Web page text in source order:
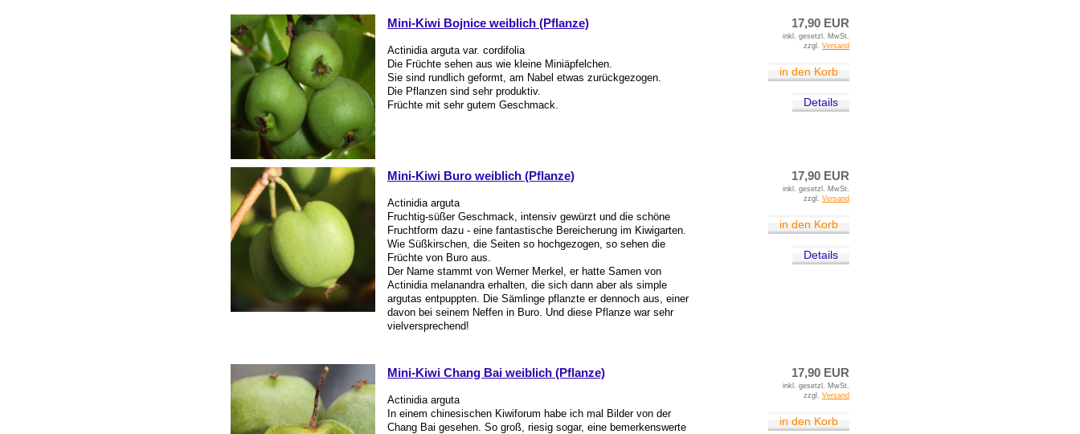
Mini-Kiwi Bojnice weiblich (Pflanze)
Actinidia arguta var. cordifolia
Die Früchte sehen aus wie kleine Miniäpfelchen.
Sie sind rundlich geformt, am Nabel etwas zurückgezogen.
Die Pflanzen sind sehr produktiv.
Früchte mit sehr gutem Geschmack.
17,90 EUR
inkl. gesetzl. MwSt.
zzgl. Versand
in den Korb
Details
Mini-Kiwi Buro weiblich (Pflanze)
Actinidia arguta
Fruchtig-süßer Geschmack, intensiv gewürzt und die schöne
Fruchtform dazu - eine fantastische Bereicherung im Kiwigarten.
Wie Süßkirschen, die Seiten so hochgezogen, so sehen die
Früchte von Buro aus.
Der Name stammt von Werner Merkel, er hatte Samen von
Actinidia melanandra erhalten, die sich dann aber als simple
argutas entpuppten. Die Sämlinge pflanzte er dennoch aus, einer
davon bei seinem Neffen in Buro. Und diese Pflanze war sehr
vielversprechend!
17,90 EUR
inkl. gesetzl. MwSt.
zzgl. Versand
in den Korb
Details
Mini-Kiwi Chang Bai weiblich (Pflanze)
Actinidia arguta
In einem chinesischen Kiwiforum habe ich mal Bilder von der
Chang Bai gesehen. So groß, riesig sogar, eine bemerkenswerte
17,90 EUR
inkl. gesetzl. MwSt.
zzgl. Versand
in den Korb